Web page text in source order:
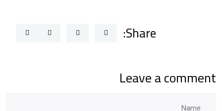
Share:
Leave a comment